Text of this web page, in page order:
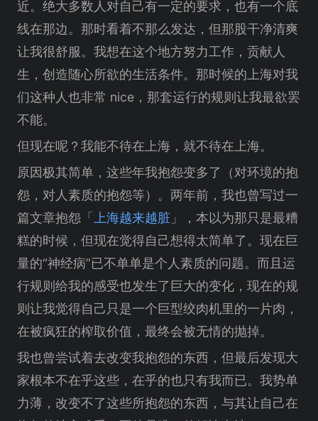
近。绝大多数人对自己有一定的要求，也有一个底
线在那边。那时看着不那么发达，但那股干净清爽
让我很舒服。我想在这个地方努力工作，贡献人
生，创造随心所欲的生活条件。那时候的上海对我
们这种人也非常 nice，那套运行的规则让我最欲罢
不能。
但现在呢？我能不待在上海，就不待在上海。
原因极其简单，这些年我抱怨变多了（对环境的抱
怨，对人素质的抱怨等）。两年前，我也曾写过一
篇文章抱怨「
上海越来越脏 」，本以为那只是最糟
糕的时候，但现在觉得自己想得太简单了。现在巨
量的“神经病”已不单单是个人素质的问题。而且运
行规则给我的感受也发生了巨大的变化，现在的规
则让我觉得自己只是一个巨型绞肉机里的一片肉，
在被疯狂的榨取价值，最终会被无情的抛掉。
我也曾尝试着去改变我抱怨的东西，但最后发现大
家根本不在乎这些，在乎的也只有我而已。我势单
力薄，改变不了这些所抱怨的东西，与其让自己在